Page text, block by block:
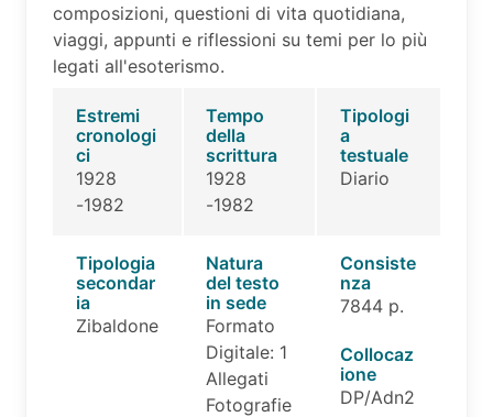
composizioni, questioni di vita quotidiana,
viaggi, appunti e riflessioni su temi per lo più
legati all'esoterismo.
Estremi
cronologi
ci
1928
-1982
Tempo
della
scrittura
1928
-1982
Tipologi
a
testuale
Diario
Tipologia
secondar
ia
Zibaldone
Natura
del testo
in sede
Formato
Digitale: 1
Allegati
Fotografie
Consiste
nza
7844 p.
Collocaz
ione
DP/Adn2